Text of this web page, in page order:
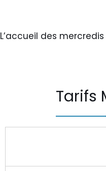
L’accueil des
Tarifs